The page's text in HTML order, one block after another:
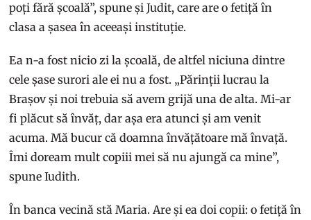
poți fără școală”, spune și Judit, care are o fetiță în
clasa a șasea în aceeași instituție.
Ea n-a fost nicio zi la școală, de altfel niciuna dintre
cele șase surori ale ei nu a fost. „Părinții lucrau la
Brașov și noi trebuia să avem grijă una de alta. Mi-ar
fi plăcut să învăț, dar așa era atunci și am venit
acuma. Mă bucur că doamna învățătoare mă învață.
Îmi doream mult copiii mei să nu ajungă ca mine”,
spune Iudith.
În banca vecină stă Maria. Are și ea doi copii: o fetiță în